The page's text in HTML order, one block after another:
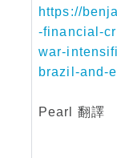
https://
-financial-
war-
brazil-and-
Pearl 翻譯